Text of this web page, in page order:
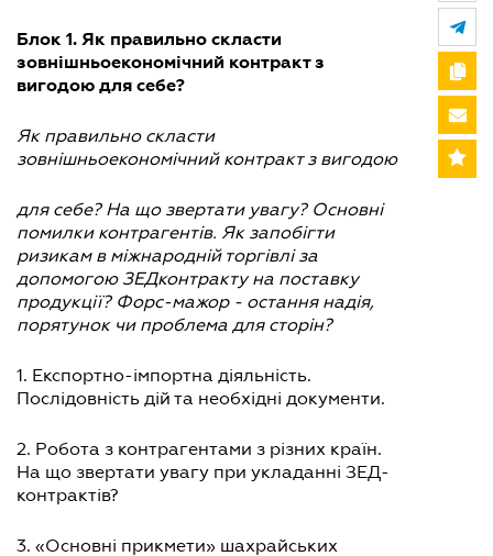
Блок 1. Як правильно скласти
зовнішньоекономічний контракт з
вигодою для себе?
Як правильно скласти
зовнішньоекономічний контракт з вигодою
для себе? На що звертати увагу? Основні
помилки контрагентів. Як запобігти
ризикам в міжнародній торгівлі за
допомогою ЗЕДконтракту на поставку
продукції? Форс-мажор - остання надія,
порятунок чи проблема для сторін?
1. Експортно-імпортна діяльність.
Послідовність дій та необхідні документи.
2. Робота з контрагентами з різних країн.
На що звертати увагу при укладанні ЗЕД-
контрактів?
3. «Основні прикмети» шахрайських